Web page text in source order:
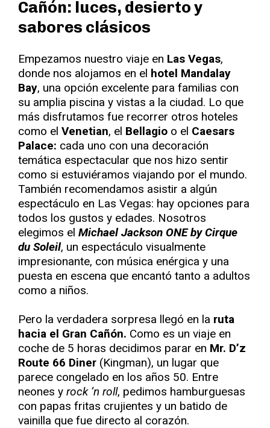
Cañón: luces, desierto y
sabores clásicos
Empezamos nuestro viaje en Las Vegas,
donde nos alojamos en el hotel Mandalay
Bay, una opción excelente para familias con
su amplia piscina y vistas a la ciudad. Lo que
más disfrutamos fue recorrer otros hoteles
como el Venetian, el Bellagio o el Caesars
Palace: cada uno con una decoración
temática espectacular que nos hizo sentir
como si estuviéramos viajando por el mundo.
También recomendamos asistir a algún
espectáculo en Las Vegas: hay opciones para
todos los gustos y edades. Nosotros
elegimos el Michael Jackson ONE by Cirque
du Soleil, un espectáculo visualmente
impresionante, con música enérgica y una
puesta en escena que encantó tanto a adultos
como a niños.
Pero la verdadera sorpresa llegó en la ruta
hacia el Gran Cañón. Como es un viaje en
coche de 5 horas decidimos parar en Mr. D’z
Route 66 Diner (Kingman), un lugar que
parece congelado en los años 50. Entre
neones y rock ‘n roll, pedimos hamburguesas
con papas fritas crujientes y un batido de
vainilla que fue directo al corazón.